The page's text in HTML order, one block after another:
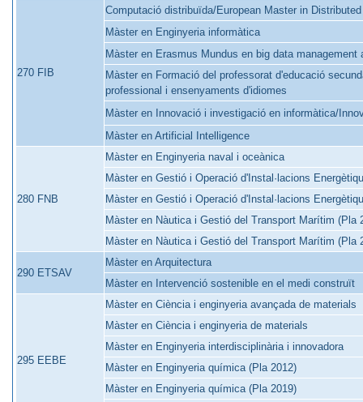
270 FIB
Computació distribuïda/European Master in
Màster en Enginyeria informàtica
Màster en Erasmus Mundus en big data management
Màster en Formació del professorat d'educació
professional i ensenyaments d'idiomes
Màster en Innovació i investigació en informàtica/
Màster en Artificial Intelligence
280 FNB
Màster en Enginyeria naval i oceànica
Màster en Gestió i Operació d'Instal·lacions
Màster en Gestió i Operació d'Instal·lacions
Màster en Nàutica i Gestió del Transport Marítim (Pla
Màster en Nàutica i Gestió del Transport Marítim (Pla
290 ETSAV
Màster en Arquitectura
Màster en Intervenció sostenible en el medi construït
295 EEBE
Màster en Ciència i enginyeria avançada de materials
Màster en Ciència i enginyeria de materials
Màster en Enginyeria interdisciplinària i innovadora
Màster en Enginyeria química (Pla 2012)
Màster en Enginyeria química (Pla 2019)